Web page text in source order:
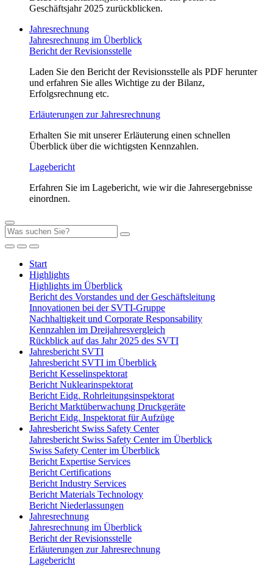
Geschäftsjahr 2025 zurückblicken.
Jahresrechnung
Jahresrechnung im Überblick
Bericht der Revisionsstelle
Laden Sie den Bericht der Revisionsstelle als PDF herunter
und erfahren Sie alles Wichtige zu der Bilanz,
Erfolgsrechnung etc.
Erläuterungen zur Jahresrechnung
Erhalten Sie mit unserer Erläuterung einen schnellen
Überblick über die wichtigsten Kennzahlen.
Lagebericht
Erfahren Sie im Lagebericht, wie wir die Jahresergebnisse
einordnen.
Start
Highlights
Highlights im Überblick
Bericht des Vorstandes und der Geschäftsleitung
Innovationen bei der SVTI-Gruppe
Nachhaltigkeit und Corporate Responsability
Kennzahlen im Dreijahresvergleich
Rückblick auf das Jahr 2025 des SVTI
Jahresbericht SVTI
Jahresbericht SVTI im Überblick
Bericht Kesselinspektorat
Bericht Nuklearinspektorat
Bericht Eidg. Rohrleitungsinspektorat
Bericht Marktüberwachung Druckgeräte
Bericht Eidg. Inspektorat für Aufzüge
Jahresbericht Swiss Safety Center
Jahresbericht Swiss Safety Center im Überblick
Swiss Safety Center im Überblick
Bericht Expertise Services
Bericht Certifications
Bericht Industry Services
Bericht Materials Technology
Bericht Niederlassungen
Jahresrechnung
Jahresrechnung im Überblick
Bericht der Revisionsstelle
Erläuterungen zur Jahresrechnung
Lagebericht